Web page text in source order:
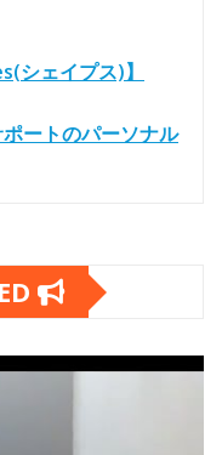
シェイプス)】
ートのパーソナル